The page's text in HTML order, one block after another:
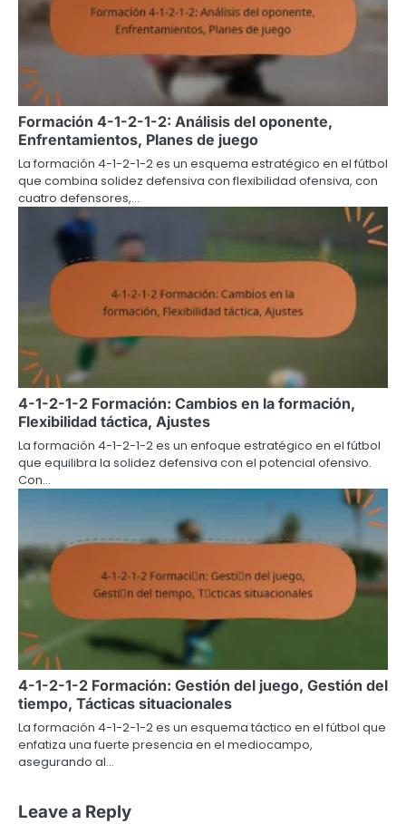
Formación 4-1-2-1-2: Análisis del oponente,
Enfrentamientos, Planes de juego
La formación 4-1-2-1-2 es un esquema estratégico en el fútbol
que combina solidez defensiva con flexibilidad ofensiva, con
cuatro defensores,…
4-1-2-1-2 Formación: Cambios en la formación,
Flexibilidad táctica, Ajustes
La formación 4-1-2-1-2 es un enfoque estratégico en el fútbol
que equilibra la solidez defensiva con el potencial ofensivo.
Con…
4-1-2-1-2 Formación: Gestión del juego, Gestión del
tiempo, Tácticas situacionales
La formación 4-1-2-1-2 es un esquema táctico en el fútbol que
enfatiza una fuerte presencia en el mediocampo,
asegurando al…
Leave a Reply